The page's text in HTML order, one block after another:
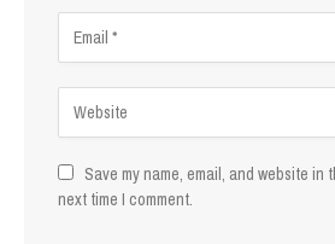
Save my name, email, and website in
next time I comment.